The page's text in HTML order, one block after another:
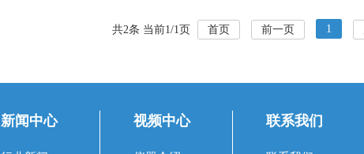
土壤研磨仪 主要应用于土壤、地质、环保、第
三方检测、农牧业、农产品质量、资源与环境
磨仪 是混合、细磨、小样制备、新产品研制和
共2条 当前1/1页 首页 前一页 1
新闻中心 视频中心 联系我们